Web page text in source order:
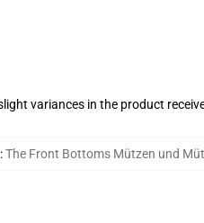
variances in the product
:The Front Bottoms Mützen und